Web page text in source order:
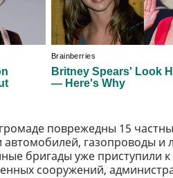
поврежедны 15
автомобилей, газопроводы и
бригады уже приступили
сооружений,